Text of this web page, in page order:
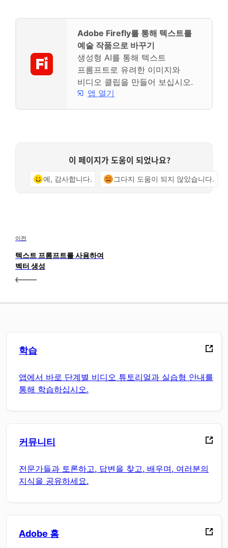
Adobe Firefly를 통해 텍스트를
예술 작품으로 바꾸기
생성형 AI를 통해 텍스트
프롬프트로 유려한 이미지와
비디오 클립을 만들어 보십시오.
앱 열기
이 페이지가 도움이 되었나요?
예, 감사합니다. 그다지 도움이 되지 않았습니다.
이전
텍스트 프롬프트를 사용하여
벡터 생성
학습
앱에서 바로 단계별 비디오 튜토리얼과 실습형 안내를
통해 학습하십시오.
커뮤니티
전문가들과 토론하고, 답변을 찾고, 배우며, 여러분의
지식을 공유하세요.
Adobe 홈